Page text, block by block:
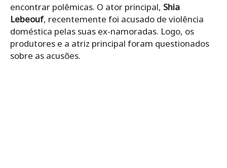
encontrar polêmicas. O ator principal, Shia
Lebeouf, recentemente foi acusado de violência
doméstica pelas suas ex-namoradas. Logo, os
produtores e a atriz principal foram questionados
sobre as acusões.